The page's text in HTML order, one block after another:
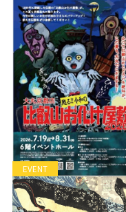
EVENT